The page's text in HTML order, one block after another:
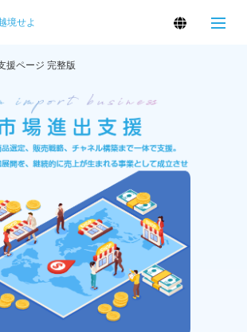
境せよ
援ページ 完整版